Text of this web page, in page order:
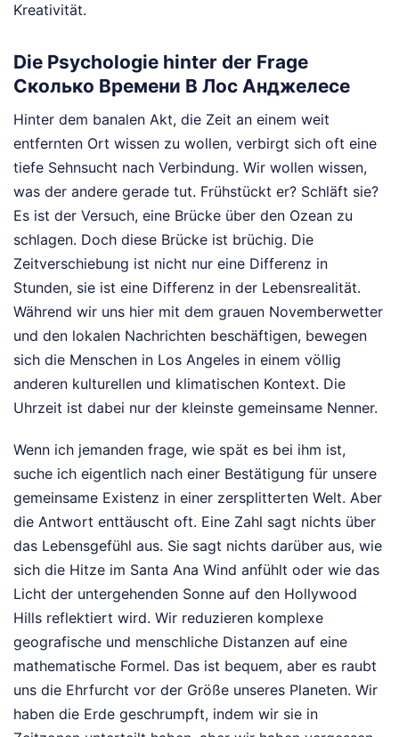
Kreativität.
Die Psychologie hinter der Frage
Сколько Времени В Лос Анджелесе
Hinter dem banalen Akt, die Zeit an einem weit
entfernten Ort wissen zu wollen, verbirgt sich oft eine
tiefe Sehnsucht nach Verbindung. Wir wollen wissen,
was der andere gerade tut. Frühstückt er? Schläft sie?
Es ist der Versuch, eine Brücke über den Ozean zu
schlagen. Doch diese Brücke ist brüchig. Die
Zeitverschiebung ist nicht nur eine Differenz in
Stunden, sie ist eine Differenz in der Lebensrealität.
Während wir uns hier mit dem grauen Novemberwetter
und den lokalen Nachrichten beschäftigen, bewegen
sich die Menschen in Los Angeles in einem völlig
anderen kulturellen und klimatischen Kontext. Die
Uhrzeit ist dabei nur der kleinste gemeinsame Nenner.
Wenn ich jemanden frage, wie spät es bei ihm ist,
suche ich eigentlich nach einer Bestätigung für unsere
gemeinsame Existenz in einer zersplitterten Welt. Aber
die Antwort enttäuscht oft. Eine Zahl sagt nichts über
das Lebensgefühl aus. Sie sagt nichts darüber aus, wie
sich die Hitze im Santa Ana Wind anfühlt oder wie das
Licht der untergehenden Sonne auf den Hollywood
Hills reflektiert wird. Wir reduzieren komplexe
geografische und menschliche Distanzen auf eine
mathematische Formel. Das ist bequem, aber es raubt
uns die Ehrfurcht vor der Größe unseres Planeten. Wir
haben die Erde geschrumpft, indem wir sie in